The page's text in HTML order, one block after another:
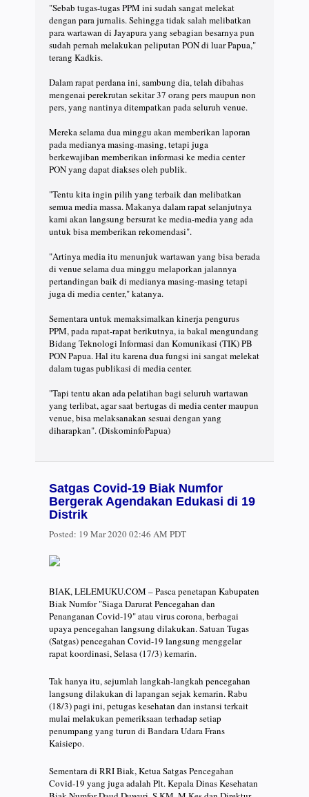
"Sebab tugas-tugas PPM ini sudah sangat melekat
dengan para jurnalis. Sehingga tidak salah melibatkan
para wartawan di Jayapura yang sebagian besarnya pun
sudah pernah melakukan peliputan PON di luar Papua,"
terang Kadkis.⠀
Dalam rapat perdana ini, sambung dia, telah dibahas
mengenai perekrutan sekitar 37 orang pers maupun non
pers, yang nantinya ditempatkan pada seluruh venue. ⠀
Mereka selama dua minggu akan memberikan laporan
pada medianya masing-masing, tetapi juga
berkewajiban memberikan informasi ke media center
PON yang dapat diakses oleh publik. ⠀
"Tentu kita ingin pilih yang terbaik dan melibatkan
semua media massa. Makanya dalam rapat selanjutnya
kami akan langsung bersurat ke media-media yang ada
untuk bisa memberikan rekomendasi".⠀
"Artinya media itu menunjuk wartawan yang bisa berada
di venue selama dua minggu melaporkan jalannya
pertandingan baik di medianya masing-masing tetapi
juga di media center," katanya. ⠀
Sementara untuk memaksimalkan kinerja pengurus
PPM, pada rapat-rapat berikutnya, ia bakal mengundang
Bidang Teknologi Informasi dan Komunikasi (TIK) PB
PON Papua. Hal itu karena dua fungsi ini sangat melekat
dalam tugas publikasi di media center.⠀
"Tapi tentu akan ada pelatihan bagi seluruh wartawan
yang terlibat, agar saat bertugas di media center maupun
venue, bisa melaksanakan sesuai dengan yang
diharapkan". (DiskominfoPapua)
Satgas Covid-19 Biak Numfor
Bergerak Agendakan Edukasi di 19
Distrik
Posted: 19 Mar 2020 02:46 AM PDT
BIAK, LELEMUKU.COM – Pasca penetapan Kabupaten
Biak Numfor "Siaga Darurat Pencegahan dan
Penanganan Covid-19" atau virus corona, berbagai
upaya pencegahan langsung dilakukan. Satuan Tugas
(Satgas) pencegahan Covid-19 langsung menggelar
rapat koordinasi, Selasa (17/3) kemarin.
Tak hanya itu, sejumlah langkah-langkah pencegahan
langsung dilakukan di lapangan sejak kemarin. Rabu
(18/3) pagi ini, petugas kesehatan dan instansi terkait
mulai melakukan pemeriksaan terhadap setiap
penumpang yang turun di Bandara Udara Frans
Kaisiepo.
Sementara di RRI Biak, Ketua Satgas Pencegahan
Covid-19 yang juga adalah Plt. Kepala Dinas Kesehatan